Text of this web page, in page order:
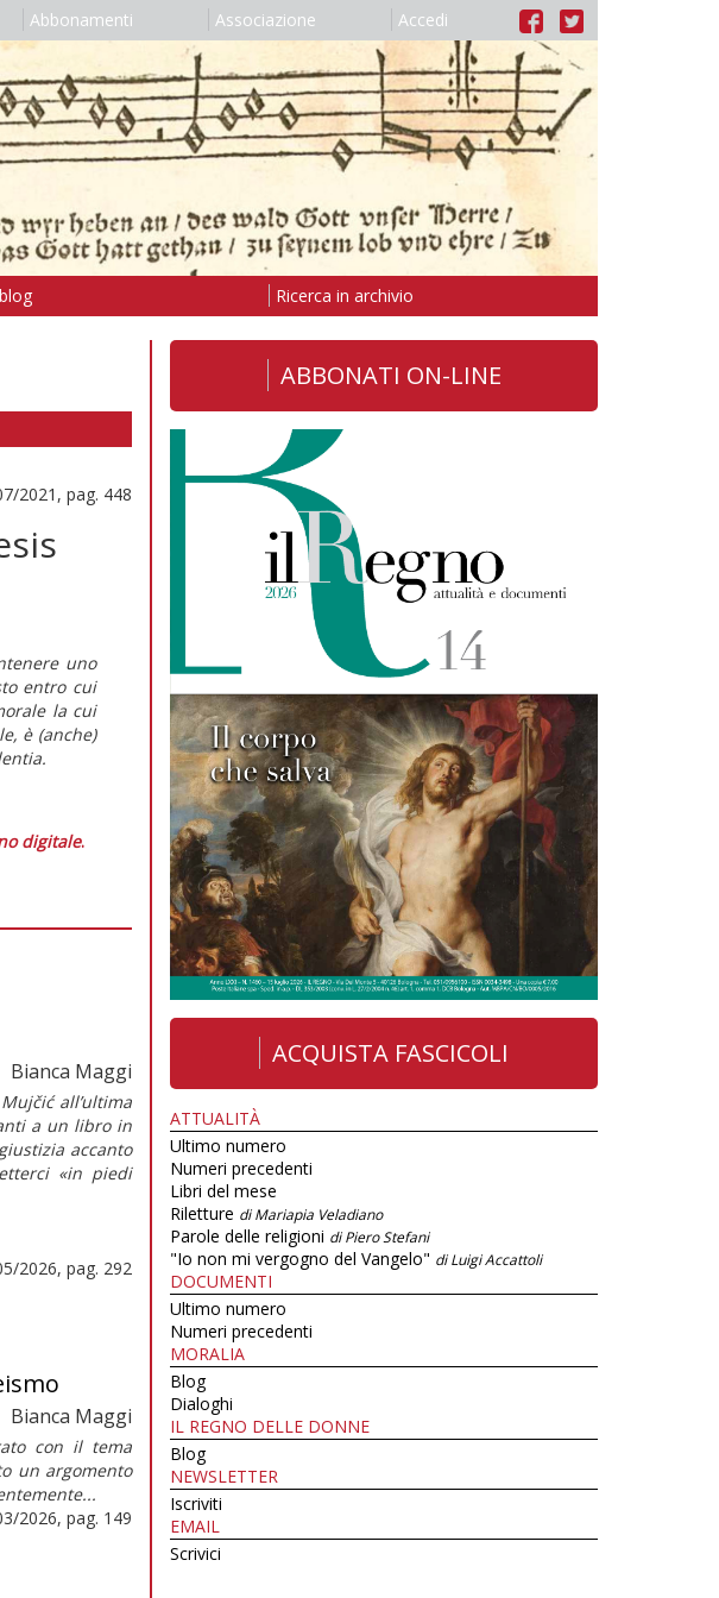
Abbonamenti Associazione Accedi
Ricerca in archivio
2021, pag. 448
uno
entro cui
la cui
è (anche)
.
digitale.
Bianca Maggi
all’ultima
a un libro in
accanto
«in piedi
2026, pag. 292
Bianca Maggi
con il tema
un argomento
2026, pag. 149
ABBONATI ON-LINE
ACQUISTA FASCICOLI
ATTUALITÀ
Ultimo numero
Numeri precedenti
Libri del mese
Riletture di Mariapia Veladiano
Parole delle religioni di Piero Stefani
"Io non mi vergogno del Vangelo" di Luigi Accattoli
DOCUMENTI
Ultimo numero
Numeri precedenti
MORALIA
Blog
Dialoghi
IL REGNO DELLE DONNE
Blog
NEWSLETTER
Iscriviti
EMAIL
Scrivici